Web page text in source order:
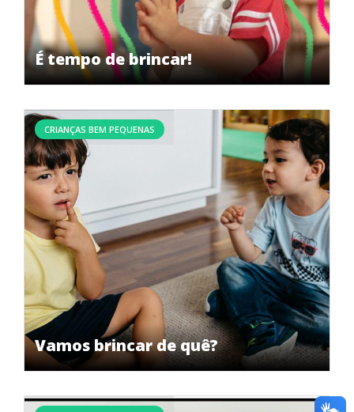
É tempo de brincar!
Vamos brincar de quê?
CRIANÇAS BEM PEQUENAS